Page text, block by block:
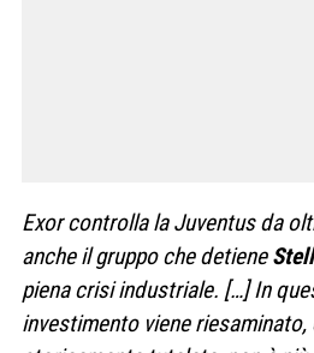
Exor controlla la Juventus da
anche il gruppo che detiene
piena crisi industriale. […] In
investimento viene riesaminato,